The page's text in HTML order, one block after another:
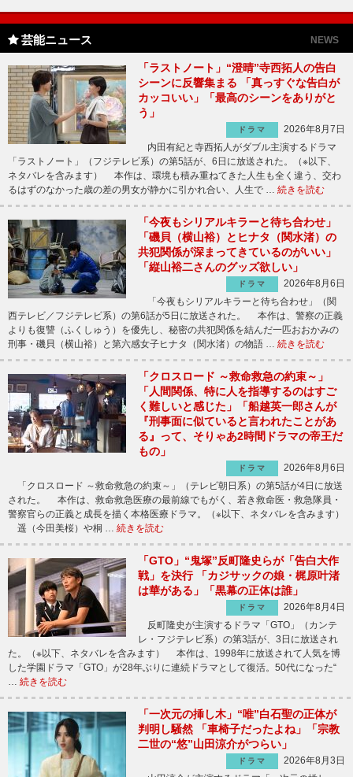
芸能ニュース NEWS
「ラストノート」“澄晴”寺西拓人の告白
シーンに反響集まる 「真っすぐな告白が
カッコいい」「最高のシーンをありがと
う」
ドラマ
2026年8月7日
内田有紀と寺西拓人がダブル主演するドラマ
「ラストノート」（フジテレビ系）の第5話が、6日に放送された。（※以下、
ネタバレを含みます） 本作は、環境も積み重ねてきた人生も全く違う、交わ
るはずのなかった歳の差の男女が静かに引かれ合い、人生で … 続きを読む
「今夜もシリアルキラーと待ち合わせ」
「磯貝（横山裕）とヒナタ（関水渚）の
共犯関係が深まってきているのがいい」
「縦山裕二さんのグッズ欲しい」
ドラマ
2026年8月6日
「今夜もシリアルキラーと待ち合わせ」（関
西テレビ／フジテレビ系）の第6話が5日に放送された。 本作は、警察の正義
よりも復讐（ふくしゅう）を優先し、秘密の共犯関係を結んだ一匹おおかみの
刑事・磯貝（横山裕）と第六感女子ヒナタ（関水渚）の物語 … 続きを読む
「クロスロード ～救命救急の約束～」
「人間関係、特に人を指導するのはすご
く難しいと感じた」「船越英一郎さんが
『刑事面に似ていると言われたことがあ
る』って、そりゃあ2時間ドラマの帝王だ
もの」
ドラマ
2026年8月6日
「クロスロード ～救命救急の約束～」（テレビ朝日系）の第5話が4日に放送
された。 本作は、救命救急医療の最前線でもがく、若き救命医・救急隊員・
警察官らの正義と成長を描く本格医療ドラマ。（※以下、ネタバレを含みます）
遥（今田美桜）や桐 … 続きを読む
「GTO」“鬼塚”反町隆史らが「告白大作
戦」を決行 「カジサックの娘・梶原叶渚
は華がある」「黒幕の正体は誰」
ドラマ
2026年8月4日
反町隆史が主演するドラマ「GTO」（カンテ
レ・フジテレビ系）の第3話が、3日に放送され
た。（※以下、ネタバレを含みます） 本作は、1998年に放送されて人気を博
した学園ドラマ「GTO」が28年ぶりに連続ドラマとして復活。50代になった“
… 続きを読む
「一次元の挿し木」“唯”白石聖の正体が
判明し騒然 「車椅子だったよね」「宗教
二世の“悠”山田涼介がつらい」
ドラマ
2026年8月3日